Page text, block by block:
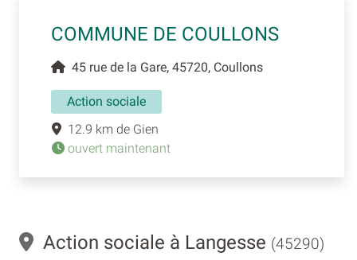
COMMUNE DE COULLONS
45 rue de la Gare, 45720, Coullons
Action sociale
12.9 km de Gien
ouvert maintenant
Action sociale à Langesse (45290)